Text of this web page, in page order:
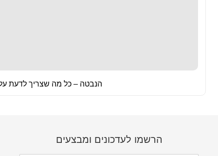
הנבטה – כל מה שצריך לדעת
הרשמו לעדכונים ומבצעים